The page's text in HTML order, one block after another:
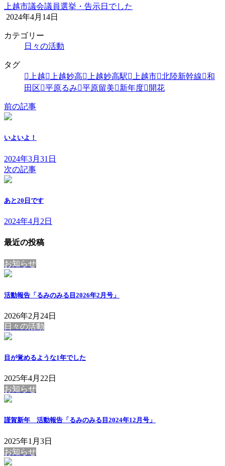
上越市議会議員選挙・告示日でした
2024年4月14日
カテゴリー
日々の活動
タグ
上越
上越妙高 上越妙高駅 上越市 北陸新幹線
和
田区
平原るみ 平原留美 新年度 開花
前の記事
いよいよ！
2024年3月31日
次の記事
あと20日です
2024年4月2日
最近の投稿
お知らせ
活動報告「るみのみる目2026年2月号」
2026年2月24日
日々の活動
目が覚めるような1年でした
2025年4月22日
お知らせ
謹賀新年 活動報告「るみのみる目2024年12月号」
2025年1月3日
お知らせ